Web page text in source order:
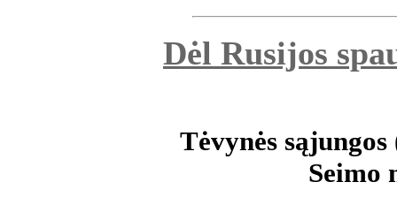
Dėl Rusijos
Tėvynės
Seimo